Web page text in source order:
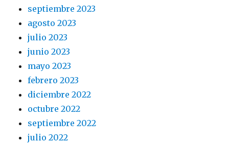
septiembre 2023
agosto 2023
julio 2023
junio 2023
mayo 2023
febrero 2023
diciembre 2022
octubre 2022
septiembre 2022
julio 2022